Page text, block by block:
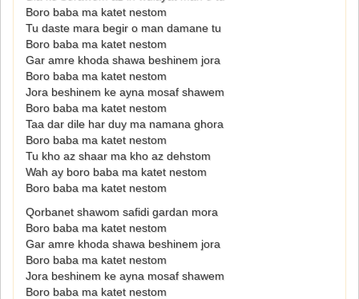
Boro baba ma katet nestom
Tu daste mara begir o man damane tu
Boro baba ma katet nestom
Gar amre khoda shawa beshinem jora
Boro baba ma katet nestom
Jora beshinem ke ayna mosaf shawem
Boro baba ma katet nestom
Taa dar dile har duy ma namana ghora
Boro baba ma katet nestom
Tu kho az shaar ma kho az dehstom
Wah ay boro baba ma katet nestom
Boro baba ma katet nestom
Qorbanet shawom safidi gardan mora
Boro baba ma katet nestom
Gar amre khoda shawa beshinem jora
Boro baba ma katet nestom
Jora beshinem ke ayna mosaf shawem
Boro baba ma katet nestom